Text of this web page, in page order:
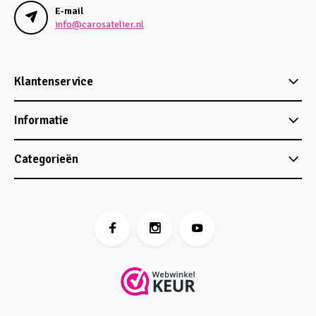
E-mail
info@carosatelier.nl
Klantenservice
Informatie
Categorieën